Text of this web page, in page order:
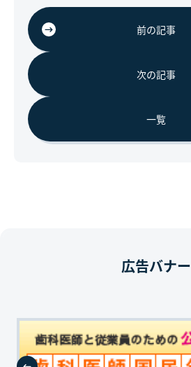
前の記事
次の記事
一覧
広告バナー